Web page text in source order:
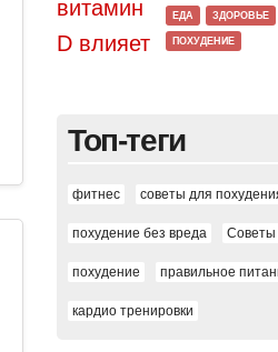
ЕДА ЗДОРОВЬЕ
ПОХУДЕНИЕ
Топ-теги
фитнес советы для
похудение без вреда Советы
похудение правильное
кардио тренировки